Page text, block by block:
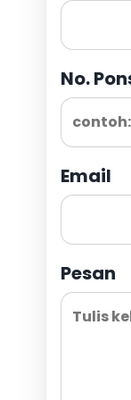
No.
Email
Pesan